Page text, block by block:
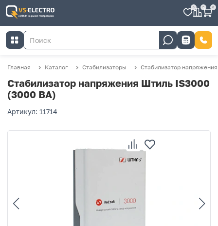
0 0 0
Главная Каталог Стабилизаторы Стабилизатор
Стабилизатор напряжения Штиль IS3000
(3000 ВА)
Артикул: 11714